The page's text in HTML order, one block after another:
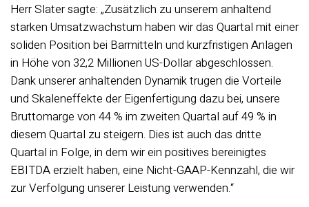
Herr Slater sagte: „Zusätzlich zu unserem anhaltend
starken Umsatzwachstum haben wir das Quartal mit einer
soliden Position bei Barmitteln und kurzfristigen Anlagen
in Höhe von 32,2 Millionen US-Dollar abgeschlossen.
Dank unserer anhaltenden Dynamik trugen die Vorteile
und Skaleneffekte der Eigenfertigung dazu bei, unsere
Bruttomarge von 44 % im zweiten Quartal auf 49 % in
diesem Quartal zu steigern. Dies ist auch das dritte
Quartal in Folge, in dem wir ein positives bereinigtes
EBITDA erzielt haben, eine Nicht-GAAP-Kennzahl, die wir
zur Verfolgung unserer Leistung verwenden.“